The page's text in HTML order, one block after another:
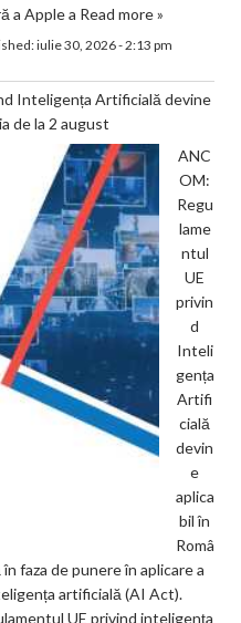
a Apple a Read more »
iulie 30, 2026 - 2:13 pm
Inteligența Artificială devine
de la 2 august
ANC
OM:
Regu
lame
ntul
UE
privin
d
Inteli
gența
Artifi
cială
devin
e
aplica
bil în
Româ
faza de punere în aplicare a
artificială (AI Act).
UE privind inteligența